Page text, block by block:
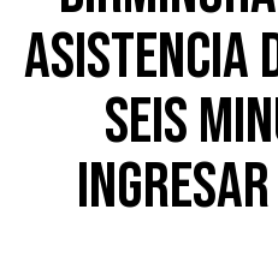
asistencia
seis